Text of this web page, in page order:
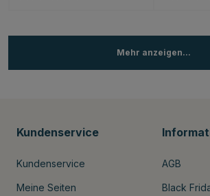
Mehr anzeigen...
Kundenservice
Kundenservice
Meine Seiten
AGB
Black